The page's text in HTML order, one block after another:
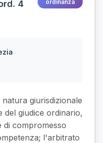
4
ordinanza
giurisdizionale
del giudice ordinario,
di compromesso
l'arbitrato